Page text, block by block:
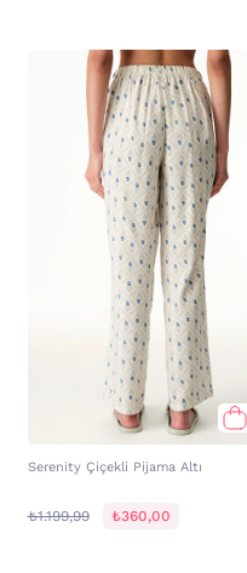
Serenity Çiçekli Pijama Altı
₺1.199,99 ₺360,00